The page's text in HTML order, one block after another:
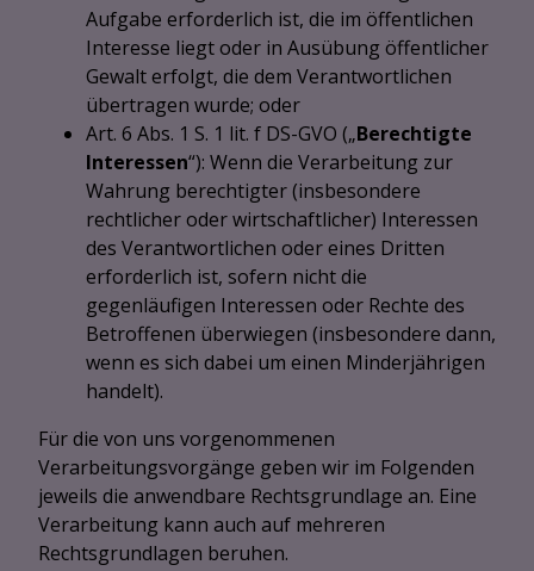
Aufgabe erforderlich ist, die im öffentlichen
Interesse liegt oder in Ausübung öffentlicher
Gewalt erfolgt, die dem Verantwortlichen
übertragen wurde; oder
Art. 6 Abs. 1 S. 1 lit. f DS-GVO („Berechtigte
Interessen“): Wenn die Verarbeitung zur
Wahrung berechtigter (insbesondere
rechtlicher oder wirtschaftlicher) Interessen
des Verantwortlichen oder eines Dritten
erforderlich ist, sofern nicht die
gegenläufigen Interessen oder Rechte des
Betroffenen überwiegen (insbesondere dann,
wenn es sich dabei um einen Minderjährigen
handelt).
Für die von uns vorgenommenen
Verarbeitungsvorgänge geben wir im Folgenden
jeweils die anwendbare Rechtsgrundlage an. Eine
Verarbeitung kann auch auf mehreren
Rechtsgrundlagen beruhen.